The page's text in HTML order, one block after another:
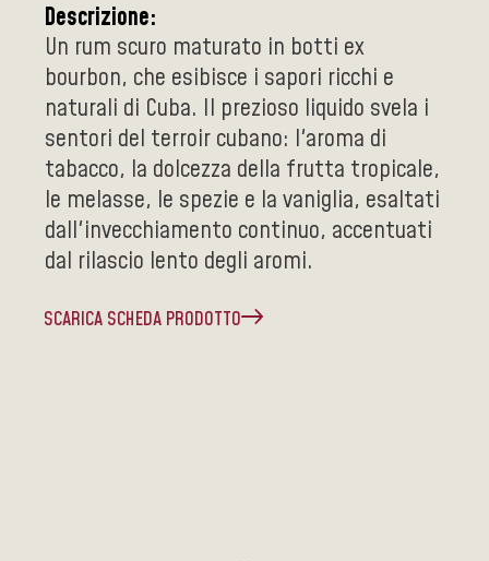
Descrizione:
Un rum scuro maturato in botti ex
bourbon, che esibisce i sapori ricchi e
naturali di Cuba. Il prezioso liquido svela i
sentori del terroir cubano: l'aroma di
tabacco, la dolcezza della frutta tropicale,
le melasse, le spezie e la vaniglia, esaltati
dall'invecchiamento continuo, accentuati
dal rilascio lento degli aromi.
SCARICA SCHEDA PRODOTTO